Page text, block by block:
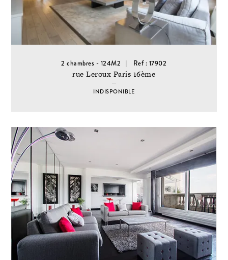
2 chambres - 124M2 Ref : 17902
rue Leroux Paris 16ème
INDISPONIBLE